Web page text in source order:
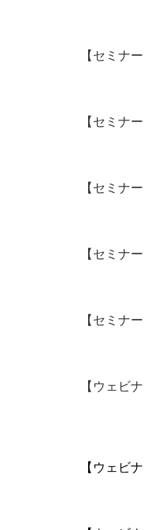
「EC
2023
【セミナ
「オム
2023
【セミナ
「イン
2022
【セミナ
【セミ
2021
【セミ
2020
【ウェ
2020
【ウェ
2020